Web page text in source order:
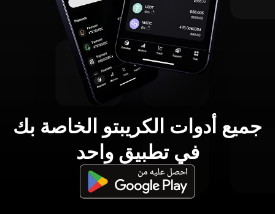
جميع أدوات الكريبتو الخاصة بك
في تطبيق واحد